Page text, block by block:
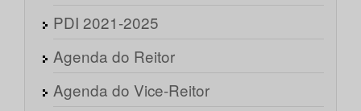
PDI 2021-2025
Agenda do Reitor
Agenda do Vice-Reitor